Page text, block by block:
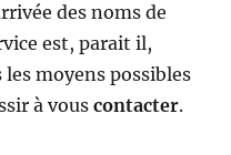
des noms de
est, parait il,
les moyens possibles
à vouscontacter.